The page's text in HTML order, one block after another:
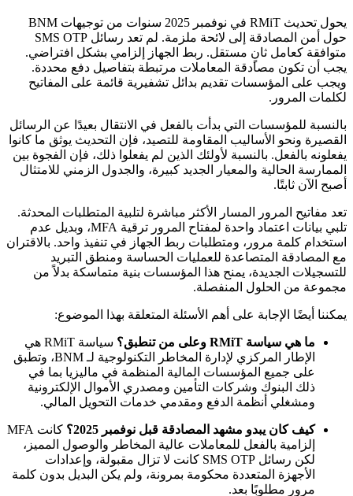
يحول تحديث RMiT في نوفمبر 2025 سنوات من توجيهات BNM
حول أمن المصادقة إلى لائحة ملزمة. لم تعد رسائل SMS OTP
متوافقة كعامل ثانٍ مستقل. ربط الجهاز إلزامي بشكل افتراضي.
يجب أن تكون مصادقة المعاملات مرتبطة بتفاصيل دفع محددة.
ويجب على المؤسسات تقديم بدائل تشفيرية قائمة على المفاتيح
لكلمات المرور.
بالنسبة للمؤسسات التي بدأت بالفعل في الانتقال بعيدًا عن الرسائل
القصيرة ونحو الأساليب المقاومة للتصيد، فإن التحديث يوثق ما كانوا
يفعلونه بالفعل. بالنسبة لأولئك الذين لم يفعلوا ذلك، فإن الفجوة بين
الممارسة الحالية والمعيار الجديد كبيرة، والجدول الزمني للامتثال
أصبح الآن ثابتًا.
تعد مفاتيح المرور المسار الأكثر مباشرة لتلبية المتطلبات المحدثة.
تلبي بيانات اعتماد واحدة لمفتاح المرور ترقية MFA، وبديل عدم
استخدام كلمة مرور، ومتطلبات ربط الجهاز في تنفيذ واحد. بالاقتران
مع المصادقة المتصاعدة للعمليات الحساسة ومنطق التبريد
للتسجيلات الجديدة، يمنح هذا المؤسسات بنية متماسكة بدلاً من
مجموعة من الحلول المنفصلة.
يمكننا أيضًا الإجابة على أهم الأسئلة المتعلقة بهذا الموضوع:
ما هي سياسة RMiT وعلى من تنطبق؟
سياسة RMiT هي
الإطار المركزي لإدارة المخاطر التكنولوجية لـ BNM، وتطبق
على جميع المؤسسات المالية المنظمة في ماليزيا بما في
ذلك البنوك وشركات التأمين ومصدري الأموال الإلكترونية
ومشغلي أنظمة الدفع ومقدمي خدمات التحويل المالي.
كيف كان يبدو مشهد المصادقة قبل نوفمبر 2025؟
كانت MFA
إلزامية بالفعل للمعاملات عالية المخاطر والوصول المميز،
لكن رسائل SMS OTP كانت لا تزال مقبولة، وإعدادات
الأجهزة المتعددة محكومة بمرونة، ولم يكن البديل بدون كلمة
مرور مطلوبًا بعد.